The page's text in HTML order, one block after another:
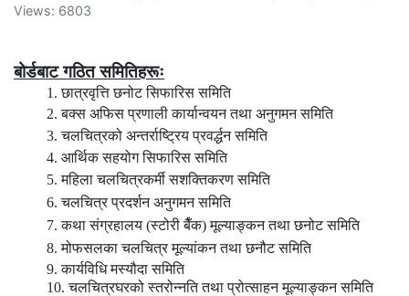
Views: 6803
बोर्डबाट गठित समितिहरूः
1. छात्रवृत्ति छनोट सिफारिस समिति
2. बक्स अफिस प्रणाली कार्यान्वयन तथा अनुगमन समिति
3. चलचित्रको अन्तर्राष्ट्रिय प्रवर्द्धन समिति
4. आर्थिक सहयोग सिफारिस समिति
5. महिला चलचित्रकर्मी सशक्तिकरण समिति
6. चलचित्र प्रदर्शन अनुगमन समिति
7. कथा संग्रहालय (स्टोरी बैँक) मूल्याङ्कन तथा छनोट समिति
8. मोफसलका चलचित्र मूल्यांकन तथा छनौट समिति
9. कार्यविधि मस्यौदा समिति
10. चलचित्रघरको स्तरोन्नति तथा प्रोत्साहन मूल्याङ्‍कन समिति